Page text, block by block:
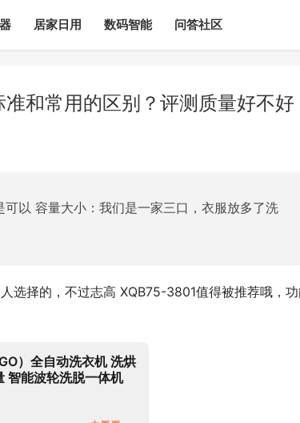
居家日用 数码智能 问答社区
和常用的区别？评测质量好不好
以 容量大小：我们是一家三口，衣服放多了洗
选择的，不过志高 XQB75-3801值得被推荐哦，
）全自动洗衣机 洗烘
智能波轮洗脱一体机